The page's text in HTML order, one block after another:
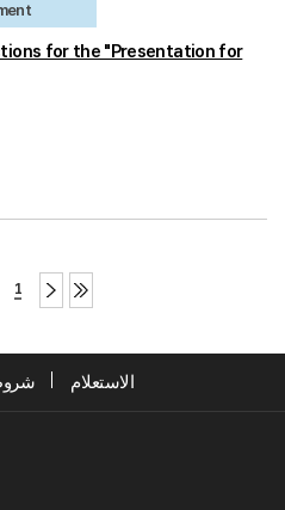
for the "Presentation for
1
الاستعلام